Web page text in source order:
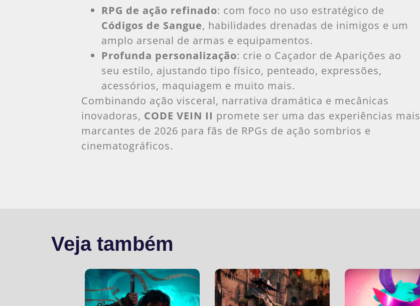
RPG de ação refinado: com foco no uso estratégico de
Códigos de Sangue, habilidades drenadas de inimigos e um
amplo arsenal de armas e equipamentos.
Profunda personalização: crie o Caçador de Aparições ao
seu estilo, ajustando tipo físico, penteado, expressões,
acessórios, maquiagem e muito mais.
Combinando ação visceral, narrativa dramática e mecânicas
inovadoras, CODE VEIN II promete ser uma das experiências mais
marcantes de 2026 para fãs de RPGs de ação sombrios e
cinematográficos.
Veja também